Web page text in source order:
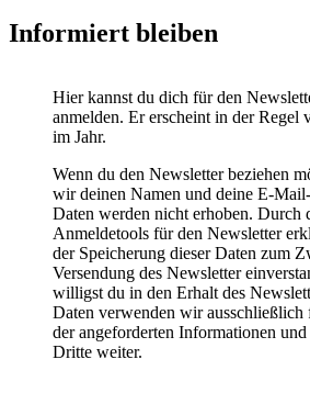
Infor­miert bleiben
Hier kannst du dich für den
anmelden. Er erscheint in der Regel
im Jahr.
Wenn du den Newsletter beziehen
wir deinen Namen und deine
Daten werden nicht erhoben. Durch
Anmel­de­tools für den Newsletter
der Speicherung dieser Daten zum
Versendung des Newsletter
willigst du in den Erhalt des
Daten verwenden wir ausschließlich
der angefor­derten Infor­ma­tionen
Dritte weiter.